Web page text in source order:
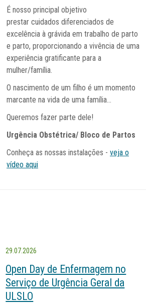
É nosso principal objetivo
prestar cuidados diferenciados de
excelência à grávida em trabalho de parto
e parto, proporcionando a vivência de uma
experiência gratificante para a
mulher/família.
O nascimento de um filho é um momento
marcante na vida de uma família...
Queremos fazer parte dele!
Urgência Obstétrica/ Bloco de Partos
Conheça as nossas instalações - veja o
vídeo aqui
29.07.2026
Open Day de Enfermagem no
Serviço de Urgência Geral da
ULSLO